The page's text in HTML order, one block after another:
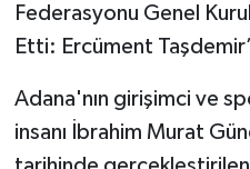
Federasyonu Genel
Etti: Ercüment
Adana'nın girişimci ve
insanı İbrahim Murat